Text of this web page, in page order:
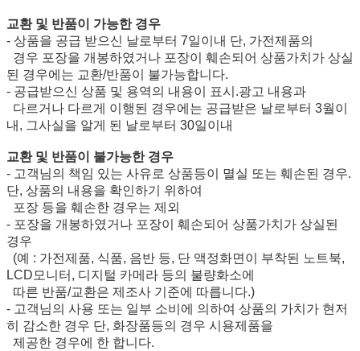
교환 및 반품이 가능한 경우
- 상품을 공급 받으신 날로부터 7일이내 단, 가전제품의
경우 포장을 개봉하였거나 포장이 훼손되어 상품가치가 상실
된 경우에는 교환/반품이 불가능합니다.
- 공급받으신 상품 및 용역의 내용이 표시.광고 내용과
다르거나 다르게 이행된 경우에는 공급받은 날로부터 3월이
내, 그사실을 알게 된 날로부터 30일이내
교환 및 반품이 불가능한 경우
- 고객님의 책임 있는 사유로 상품등이 멸실 또는 훼손된 경우.
단, 상품의 내용을 확인하기 위하여
포장 등을 훼손한 경우는 제외
- 포장을 개봉하였거나 포장이 훼손되어 상품가치가 상실된
경우
(예 : 가전제품, 식품, 음반 등, 단 액정화면이 부착된 노트북,
LCD모니터, 디지털 카메라 등의 불량화소에
따른 반품/교환은 제조사 기준에 따릅니다.)
- 고객님의 사용 또는 일부 소비에 의하여 상품의 가치가 현저
히 감소한 경우 단, 화장품등의 경우 시용제품을
제공한 경우에 한 합니다.